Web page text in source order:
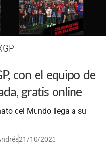
con el equipo de
gratis online
del Mundo llega a su
21/10/2023